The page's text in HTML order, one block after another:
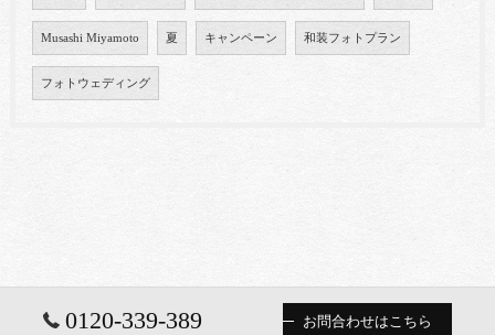
Musashi Miyamoto 夏 キャンペーン 和装フォトプラン
フォトウェディング
0120-339-389 お問合わせはこちら